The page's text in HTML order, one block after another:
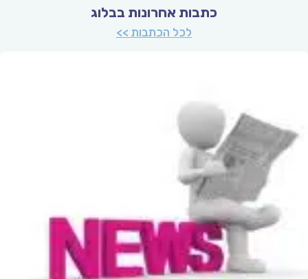
כתבות אחרונות בבלוג
לכל הכתבות >>